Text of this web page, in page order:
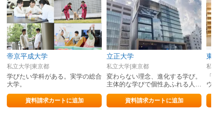
帝京平成大学
私立大学|東京都
学びたい学科がある。実学の総合
大学。
資料請求カートに追加
立正大学
私立大学|東京都
変わらない理念、進化する学び。
主体的な学びで個性あふれる人間
力を育む。
資料請求カートに追加
東
私
「
ウ